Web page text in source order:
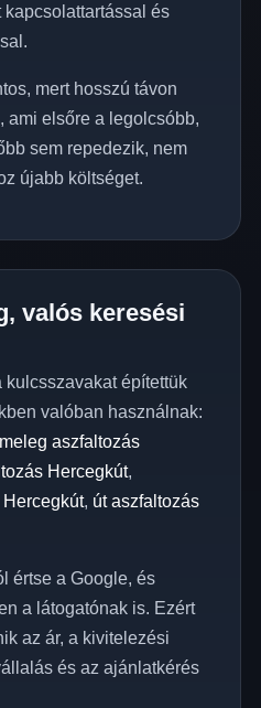
és
mert hosszú távon
ami elsőre a legolcsóbb,
sem repedezik, nem
újabb költséget.
valós keresési
kulcsszavakat építettük
valóban használnak:
meleg aszfaltozás
Hercegkút,
, út aszfaltozás
értse a Google, és
a látogatónak is. Ezért
az ár, a kivitelezési
és az ajánlatkérés